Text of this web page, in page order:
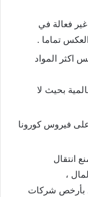
فعالة في
تماما .
اكثر المواد
بحيث لا
على فيروس كورونا
انتقال
،
بأرخص شركات